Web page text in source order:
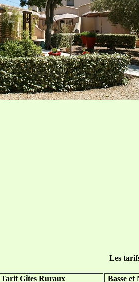
Les
Tarif Gîtes Ruraux
Basse et